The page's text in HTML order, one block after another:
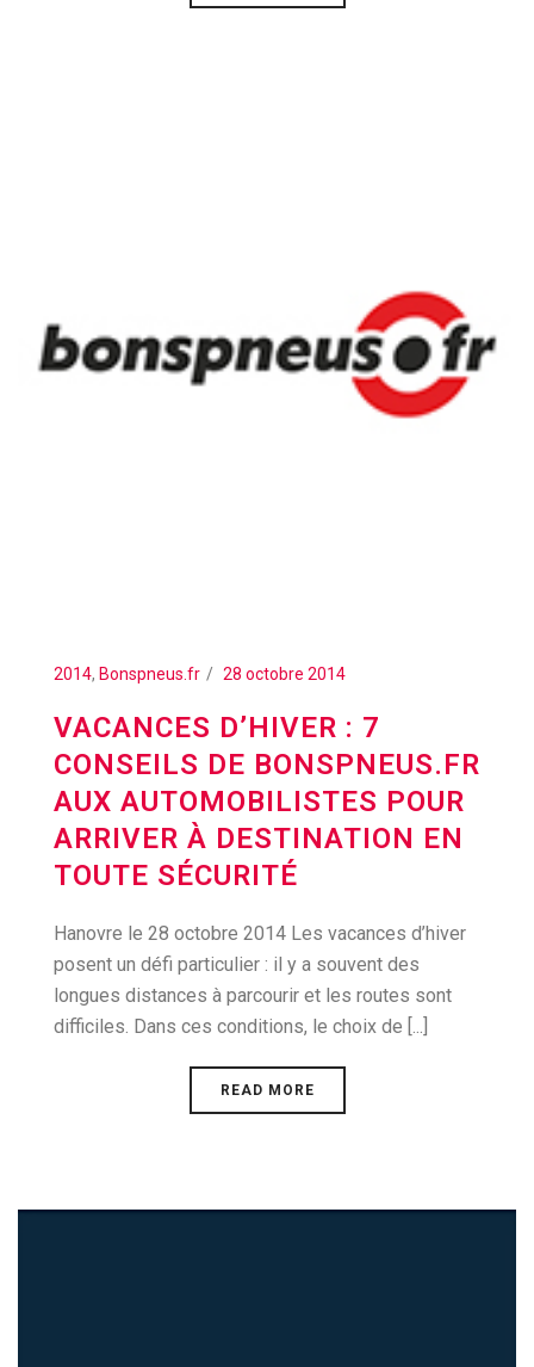
2014, Bonspneus.fr 28 octobre 2014
VACANCES D’HIVER : 7
CONSEILS DE BONSPNEUS.FR
AUX AUTOMOBILISTES POUR
ARRIVER À DESTINATION EN
TOUTE SÉCURITÉ
Hanovre le 28 octobre 2014 Les vacances d’hiver
posent un défi particulier : il y a souvent des
longues distances à parcourir et les routes sont
difficiles. Dans ces conditions, le choix de [...]
READ MORE